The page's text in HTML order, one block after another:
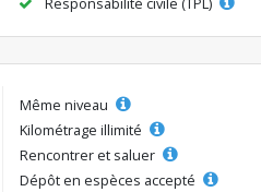
Même niveau
Kilométrage illimité
Rencontrer et saluer
Dépôt en espèces accepté